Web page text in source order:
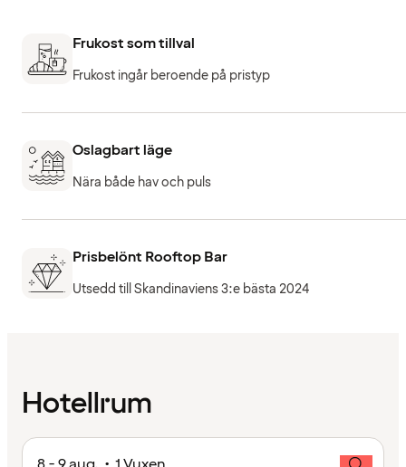
Frukost som tillval
Frukost ingår beroende på pristyp
Oslagbart läge
Nära både hav och puls
Prisbelönt Rooftop Bar
Utsedd till Skandinaviens 3:e bästa 2024
Hotellrum